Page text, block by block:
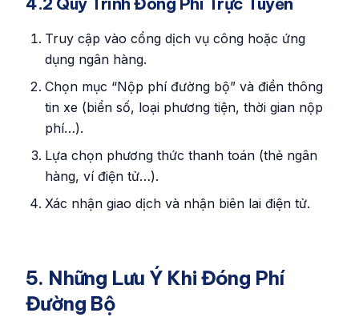
Truy cập vào cổng dịch vụ công hoặc ứng
dụng ngân hàng.
Chọn mục “Nộp phí đường bộ” và điền thông
tin xe (biển số, loại phương tiện, thời gian nộp
phí…).
Lựa chọn phương thức thanh toán (thẻ ngân
hàng, ví điện tử…).
Xác nhận giao dịch và nhận biên lai điện tử.
5. Những Lưu Ý Khi Đóng Phí
Đường Bộ